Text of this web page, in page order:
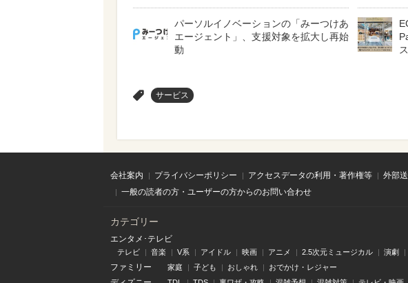
パーソルイノベーションの「みーつけあ
エージェント」、支援対象を拡大し再始
動
サービス
会社案内 プライバシーポリシー アクセスデータの利用・著作権等 外部
一般の読者の方・ユーザーの方からのお問い合わせ
カテゴリー
エンタメ･テレビ
テレビ 音楽 V系 アイドル 映画 アニメ 2.5次元ミュージカル 演劇
ファミリー 家庭 子ども おしゃれ おでかけ・レジャー